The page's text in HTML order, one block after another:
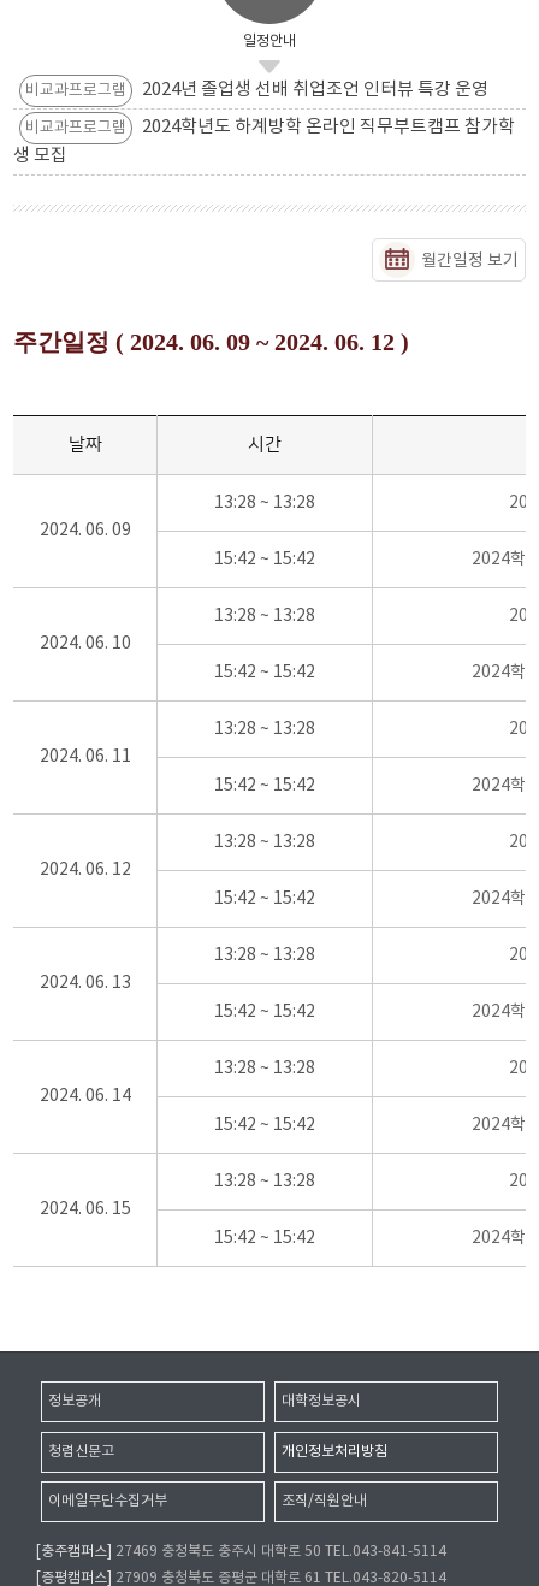
일정안내
비교과프로그램 2024년 졸업생 선배 취업조언 인터뷰 특강 운영
비교과프로그램
2024학년도 하계방학 온라인 직무부트캠프 참가학
생 모집
월간일정 보기
주간일정 ( 2024. 06. 09 ~ 2024. 06. 12 )
날짜 시간
2024. 06. 09
13:28 ~ 13:28
15:42 ~ 15:42 2024학
2024. 06. 10
13:28 ~ 13:28
15:42 ~ 15:42 2024학
2024. 06. 11
13:28 ~ 13:28
15:42 ~ 15:42 2024학
2024. 06. 12
13:28 ~ 13:28
15:42 ~ 15:42 2024학
2024. 06. 13
13:28 ~ 13:28
15:42 ~ 15:42 2024학
2024. 06. 14
13:28 ~ 13:28
15:42 ~ 15:42 2024학
2024. 06. 15
13:28 ~ 13:28
15:42 ~ 15:42 2024학
정보공개 대학정보공시
청렴신문고 개인정보처리방침
이메일무단수집거부 조직/직원안내
[충주캠퍼스]
27469 충청북도 충주시 대학로 50 TEL.043-841-5114
[증평캠퍼스]
27909 충청북도 증평군 대학로 61 TEL.043-820-5114